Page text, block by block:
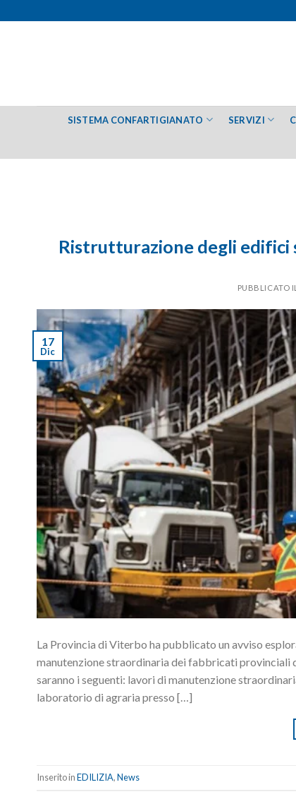
ai
SISTEMA CONFARTIGIANATO SERVIZI
Ristrutturazione degli edifici
PUBBLICATO
17
Dic
La Provincia di Viterbo ha pubblicato un avviso
manutenzione straordinaria dei fabbricati provinciali
saranno i seguenti: lavori di manutenzione
laboratorio di agraria presso […]
Inserito inEDILIZIA,News